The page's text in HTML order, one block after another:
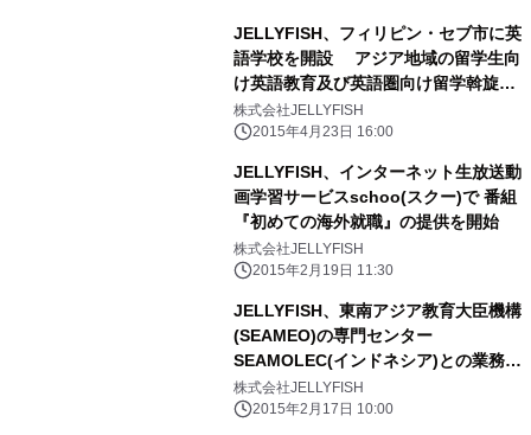
JELLYFISH、フィリピン・セブ市に英
語学校を開設 アジア地域の留学生向
け英語教育及び英語圏向け留学斡旋事
業を5月1日開始
株式会社JELLYFISH
2015年4月23日 16:00
JELLYFISH、インターネット生放送動
画学習サービスschoo(スクー)で 番組
『初めての海外就職』の提供を開始
株式会社JELLYFISH
2015年2月19日 11:30
JELLYFISH、東南アジア教育大臣機構
(SEAMEO)の専門センター
SEAMOLEC(インドネシア)との業務提
携を締結
株式会社JELLYFISH
2015年2月17日 10:00